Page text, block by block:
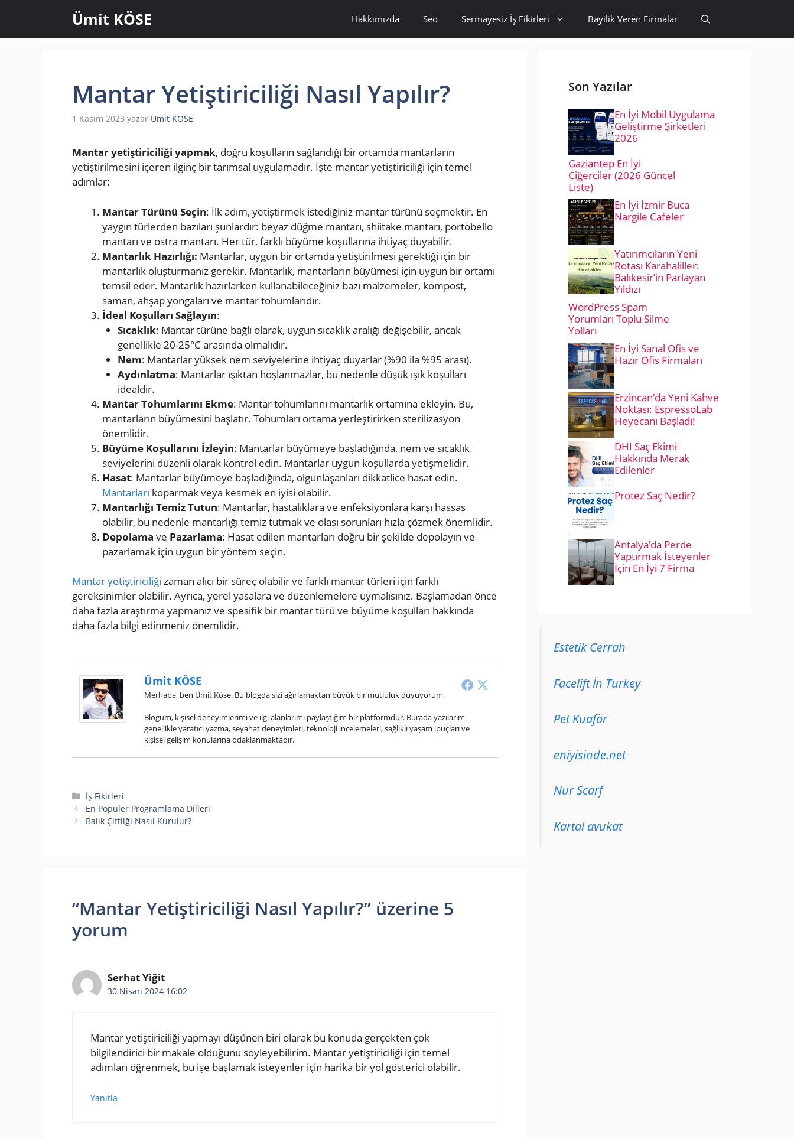
Ümit KÖSE Hakkımızda Seo Sermayesiz İş Fikirleri Bayilik Veren Firmalar
Mantar Yetiştiriciliği Nasıl Yapılır?
1 Kasım 2023 yazar Ümit KÖSE
Mantar yetiştiriciliği yapmak, doğru koşulların sağlandığı bir ortamda mantarların
yetiştirilmesini içeren ilginç bir tarımsal uygulamadır. İşte mantar yetiştiriciliği için temel
adımlar:
MantarTürünü Seçin: İlk adım, yetiştirmek istediğiniz mantar türünü seçmektir. En
yaygın türlerden bazıları şunlardır: beyaz düğme mantarı, shiitake mantarı, portobello
mantarı ve ostra mantarı. Her tür, farklı büyüme koşullarına ihtiyaç duyabilir.
Mantarlık Hazırlığı: Mantarlar, uygun bir ortamda yetiştirilmesi gerektiği için bir
mantarlık oluşturmanız gerekir. Mantarlık, mantarların büyümesi için uygun bir ortamı
temsil eder. Mantarlık hazırlarken kullanabileceğiniz bazı malzemeler, kompost,
saman, ahşap yongaları ve mantar tohumlarıdır.
İdeal Koşulları Sağlayın:
Sıcaklık: Mantar türüne bağlı olarak, uygun sıcaklık aralığı değişebilir, ancak
genellikle 20-25°C arasında olmalıdır.
Nem: Mantarlar yüksek nem seviyelerine ihtiyaç duyarlar (%90 ila %95 arası).
Aydınlatma: Mantarlar ışıktan hoşlanmazlar, bu nedenle düşük ışık koşulları
idealdir.
MantarTohumlarını Ekme: Mantar tohumlarını mantarlık ortamına ekleyin. Bu,
mantarların büyümesini başlatır. Tohumları ortama yerleştirirken sterilizasyon
önemlidir.
Büyüme Koşullarını İzleyin: Mantarlar büyümeye başladığında, nem ve sıcaklık
seviyelerini düzenli olarak kontrol edin. Mantarlar uygun koşullarda yetişmelidir.
Hasat: Mantarlar büyümeye başladığında, olgunlaşanları dikkatlice hasat edin.
Mantarları koparmak veya kesmek en iyisi olabilir.
Mantarlığı TemizTutun: Mantarlar, hastalıklara ve enfeksiyonlara karşı hassas
olabilir, bu nedenle mantarlığı temiz tutmak ve olası sorunları hızla çözmek önemlidir.
Depolama ve Pazarlama: Hasat edilen mantarları doğru bir şekilde depolayın ve
pazarlamak için uygun bir yöntem seçin.
Mantar yetiştiriciliği zaman alıcı bir süreç olabilir ve farklı mantar türleri için farklı
gereksinimler olabilir. Ayrıca, yerel yasalara ve düzenlemelere uymalısınız. Başlamadan önce
daha fazla araştırma yapmanız ve spesifik bir mantar türü ve büyüme koşulları hakkında
daha fazla bilgi edinmeniz önemlidir.
Ümit KÖSE
Merhaba, ben Ümit Köse. Bu blogda sizi ağırlamaktan büyük bir mutluluk duyuyorum.
Blogum, kişisel deneyimlerimi ve ilgi alanlarımı paylaştığım bir platformdur. Burada yazılarım
genellikle yaratıcı yazma, seyahat deneyimleri, teknoloji incelemeleri, sağlıklı yaşam ipuçları ve
kişisel gelişim konularına odaklanmaktadır.
Kategoriler
İş Fikirleri
En Popüler Programlama Dilleri
Balık Çiftliği Nasıl Kurulur?
“Mantar Yetiştiriciliği Nasıl Yapılır?” üzerine 5
yorum
Serhat Yiğit
30 Nisan 2024 16:02
Mantar yetiştiriciliği yapmayı düşünen biri olarak bu konuda gerçekten çok
bilgilendirici bir makale olduğunu söyleyebilirim. Mantar yetiştiriciliği için temel
adımları öğrenmek, bu işe başlamak isteyenler için harika bir yol gösterici olabilir.
Yanıtla
Son Yazılar
En İyi Mobil Uygulama
Geliştirme Şirketleri
2026
Gaziantep En İyi
Ciğerciler (2026 Güncel
Liste)
En İyi İzmir Buca
Nargile Cafeler
Yatırımcıların Yeni
Rotası Karahaliller:
Balıkesir’in Parlayan
Yıldızı
WordPress Spam
Yorumları Toplu Silme
Yolları
En İyi Sanal Ofis ve
Hazır Ofis Firmaları
Erzincan’da Yeni Kahve
Noktası: EspressoLab
Heyecanı Başladı!
DHI Saç Ekimi
Hakkında Merak
Edilenler
Protez Saç Nedir?
Antalya’da Perde
Yaptırmak İsteyenler
İçin En İyi 7 Firma
Estetik Cerrah
Facelift İn Turkey
Pet Kuaför
eniyisinde.net
Nur Scarf
Kartal avukat